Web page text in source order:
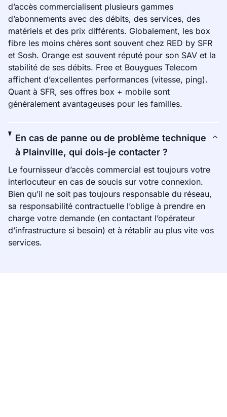
d’accès commercialisent plusieurs gammes
d’abonnements avec des débits, des services, des
matériels et des prix différents. Globalement, les box
fibre les moins chères sont souvent chez RED by SFR
et Sosh. Orange est souvent réputé pour son SAV et la
stabilité de ses débits. Free et Bouygues Telecom
affichent d’excellentes performances (vitesse, ping).
Quant à SFR, ses offres box + mobile sont
généralement avantageuses pour les familles.
En cas de panne ou de problème technique
à Plainville, qui dois-je contacter ?
Le fournisseur d’accès commercial est toujours votre
interlocuteur en cas de soucis sur votre connexion.
Bien qu’il ne soit pas toujours responsable du réseau,
sa responsabilité contractuelle l’oblige à prendre en
charge votre demande (en contactant l’opérateur
d’infrastructure si besoin) et à rétablir au plus vite vos
services.